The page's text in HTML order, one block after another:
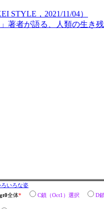
，2021/11/04）
著者が語る、人類の生き
いろな姿
全体* C鎖（Oct1）選択 D